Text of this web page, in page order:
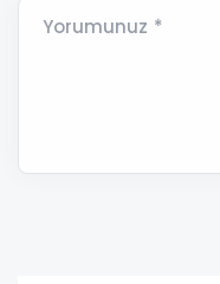
Yorumunuz *